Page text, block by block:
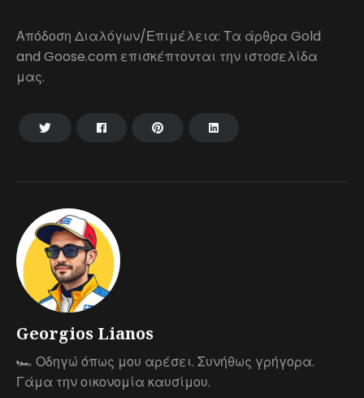
Georgios Lianos
🏎 Οδηγώ όπως μου αρέσει. Συνήθως γρήγορα.
Γάμα την οικονομία καυσίμου.
Απόδοση Διαλόγων/Επιμέλεια: Τα άρθρα Gold
and Goose.com επισκέπτονται την ιστοσελίδα
μας.